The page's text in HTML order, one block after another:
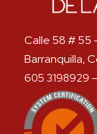
Calle 58 # 55
Barranquilla,
605 3198929